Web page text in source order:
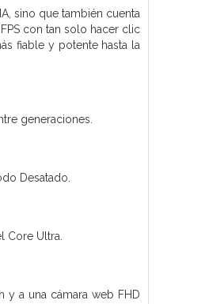
sino que también cuenta
con tan solo hacer clic
fiable y potente hasta la
generaciones.
Desatado.
Core Ultra.
y a una cámara web FHD